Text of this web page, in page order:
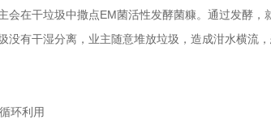
在干垃圾中撒点EM菌活性发酵菌糠。通过发酵，
有干湿分离，业主随意堆放垃圾，造成泔水横流
环利用